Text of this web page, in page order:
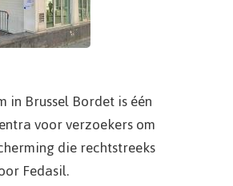
in Brussel Bordet is één
voor verzoekers om
die rechtstreeks
Fedasil.